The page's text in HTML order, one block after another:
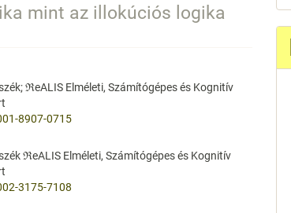
mint az illokúciós logika
ℜeALIS Elméleti, Számítógépes és Kognitív
8907-0715
ℜeALIS Elméleti, Számítógépes és Kognitív
3175-7108